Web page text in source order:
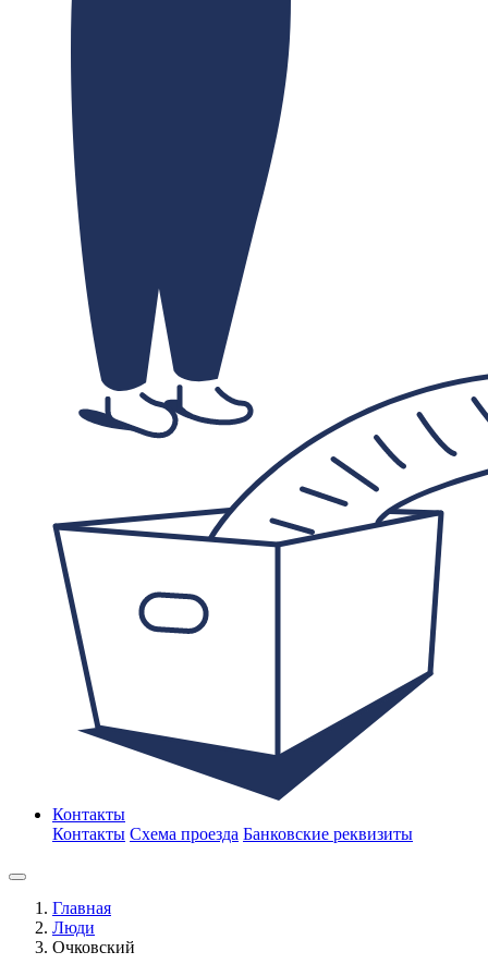
Контакты
Контакты Схема проезда Банковские реквизиты
Главная
Люди
Очковский